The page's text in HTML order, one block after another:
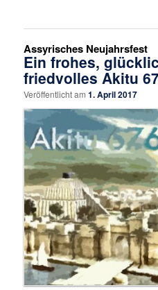
Assyrisches Neujahrsfest
Ein frohes,
friedvolles Akitu
Veröffentlicht am1. April 2017